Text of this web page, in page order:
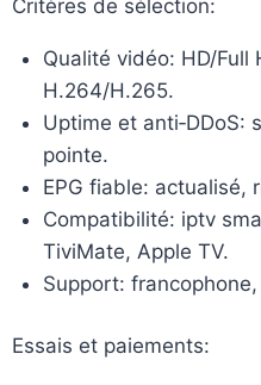
Critères de sélection:
Qualité vidéo: HD/Full
H.264/H.265.
Uptime et anti‑DDoS:
pointe.
EPG fiable: actualisé,
Compatibilité: iptv
TiviMate, Apple TV.
Support:
Essais et paiements: